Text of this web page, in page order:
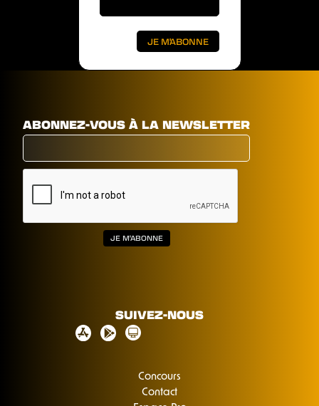
ABONNEZ-VOUS À LA NEWSLETTER
SUIVEZ-NOUS
Concours
Contact